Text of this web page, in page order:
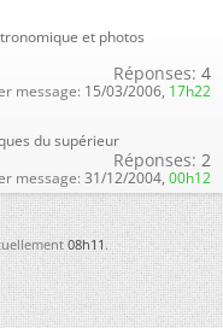
et photos
Réponses: 4
message: 15/03/2006, 17h22
du supérieur
Réponses: 2
message: 31/12/2004, 00h12
08h11.